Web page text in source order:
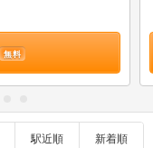
無料
駅近順 新着順